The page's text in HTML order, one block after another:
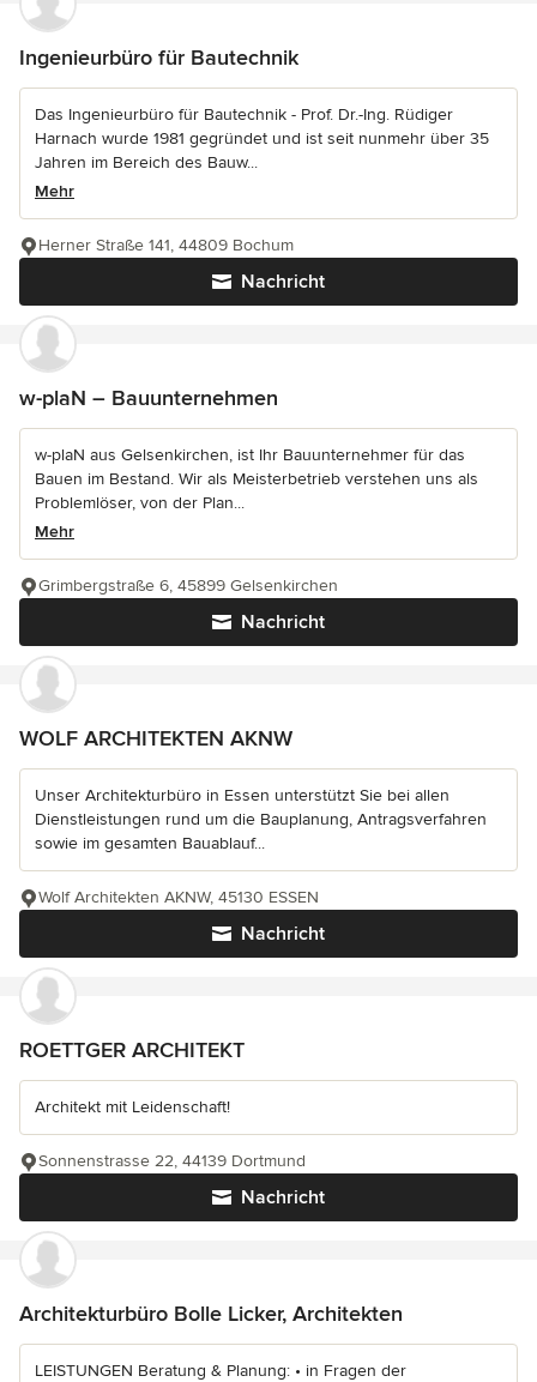
Ingenieurbüro für Bautechnik
Das Ingenieurbüro für Bautechnik - Prof. Dr.-Ing. Rüdiger
Harnach wurde 1981 gegründet und ist seit nunmehr über 35
Jahren im Bereich des Bauw...
Mehr
Nachricht
Herner Straße 141, 44809 Bochum
w-plaN – Bauunternehmen
w-plaN aus Gelsenkirchen, ist Ihr Bauunternehmer für das
Bauen im Bestand. Wir als Meisterbetrieb verstehen uns als
Problemlöser, von der Plan...
Mehr
Nachricht
Grimbergstraße 6, 45899 Gelsenkirchen
WOLF ARCHITEKTEN AKNW
Unser Architekturbüro in Essen unterstützt Sie bei allen
Dienstleistungen rund um die Bauplanung, Antragsverfahren
sowie im gesamten Bauablauf...
Nachricht
Wolf Architekten AKNW, 45130 ESSEN
ROETTGER ARCHITEKT
Architekt mit Leidenschaft!
Nachricht
Sonnenstrasse 22, 44139 Dortmund
Architekturbüro Bolle Licker, Architekten
LEISTUNGEN Beratung & Planung: • in Fragen der